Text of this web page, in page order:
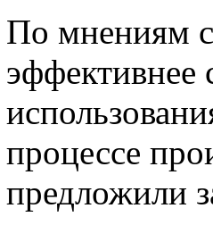
По мнениям
эффективнее
процессе
предложили